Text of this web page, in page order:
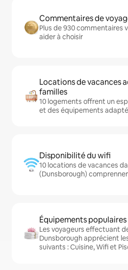
Commentaires de
Plus de 930 commentaires
aider à choisir
Locations de vacances
familles
10 logements offrent un
et des équipements
Disponibilité du wifi
10 locations de vacances
(Dunsborough)
Équipements
Les voyageurs effectuant
Dunsborough apprécient
suivants : Cuisine, Wifi et